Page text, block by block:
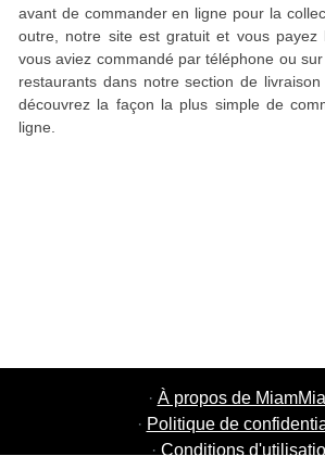
avant de commander en ligne pour la
outre, notre site est gratuit et vous
vous aviez commandé par téléphone ou
restaurants dans notre section de
découvrez la façon la plus simple de
ligne.
· À propos de
· Politique de
· Conditions